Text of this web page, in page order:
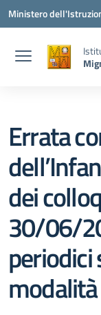
Vai ai contenuti
Vai al menu di
Vai al footer
Ministero
Errata
dei
30/06/